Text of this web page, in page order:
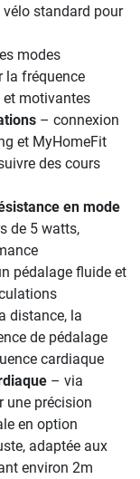
standard pour
modes
la fréquence
et motivantes
– connexion
et MyHomeFit
des cours
en mode
de 5 watts,
pédalage fluide et
distance, la
de pédalage
cardiaque
– via
une précision
en option
adaptée aux
environ 2m